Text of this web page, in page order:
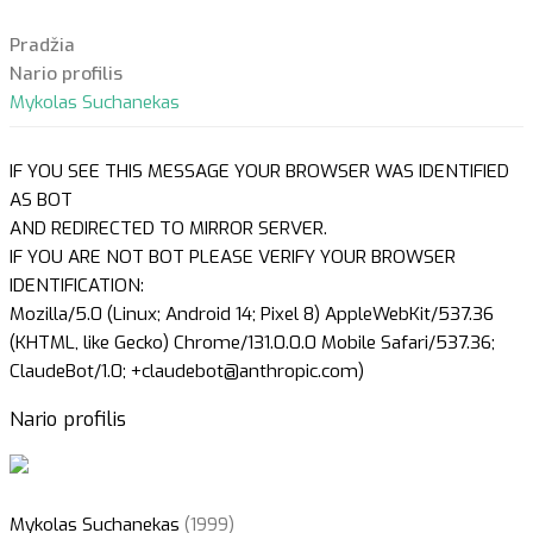
Pradžia
Nario profilis
Mykolas Suchanekas
IF YOU SEE THIS MESSAGE YOUR BROWSER WAS IDENTIFIED
AS BOT
AND REDIRECTED TO MIRROR SERVER.
IF YOU ARE NOT BOT PLEASE VERIFY YOUR BROWSER
IDENTIFICATION:
Mozilla/5.0 (Linux; Android 14; Pixel 8) AppleWebKit/537.36
(KHTML, like Gecko) Chrome/131.0.0.0 Mobile Safari/537.36;
ClaudeBot/1.0; +claudebot@anthropic.com)
Nario profilis
Mykolas Suchanekas (1999)